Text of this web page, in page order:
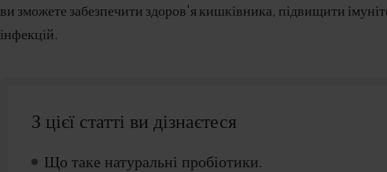
ви зможете забезпечити здоров'я кишківника, підвищити
інфекцій.
З цієї статті ви дізнаєтеся
Що таке натуральні пробіотики.